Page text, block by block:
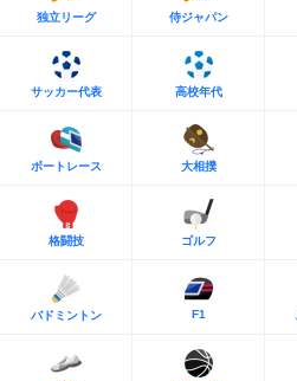
独立リーグ 侍ジャパン
サッカー代表 高校年代
ボートレース 大相撲
格闘技 ゴルフ
バドミントン F1